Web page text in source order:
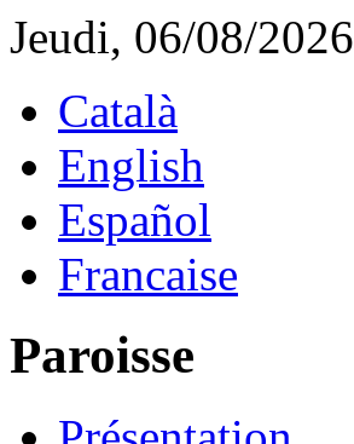
Jeudi, 06/08/2026
Català
English
Español
Francaise
Paroisse